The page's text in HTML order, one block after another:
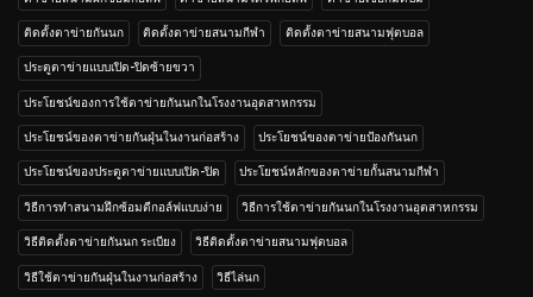
ติดตั้งตาข่ายกันนก ติดตั้งตาข่ายสนามกีฬา ติดตั้งตาข่ายสนามฟุตบอล
ประตูตาข่ายแบบเปิด-ปิดซ้ายขวา
ประโยชน์ของการใช้ตาข่ายกันนกในโรงงานอุตสาหกรรม
ประโยชน์ของตาข่ายกันฝุ่นในงานก่อสร้าง ประโยชน์ของตาข่ายป้องกันนก
ประโยชน์ของประตูตาข่ายแบบเปิด-ปิด ประโยชน์หลักของตาข่ายกั้นสนามกีฬา
วิธีการทำสนามฝึกซ้อมตีกอล์ฟแบบง่าย วิธีการใช้ตาข่ายกันนกในโรงงานอุตสาหกรรม
วิธีติดตั้งตาข่ายกันนก ระเบียง วิธีติดตั้งตาข่ายสนามฟุตบอล
วิธีใช้ตาข่ายกันฝุ่นในงานก่อสร้าง วิธีไล่นก